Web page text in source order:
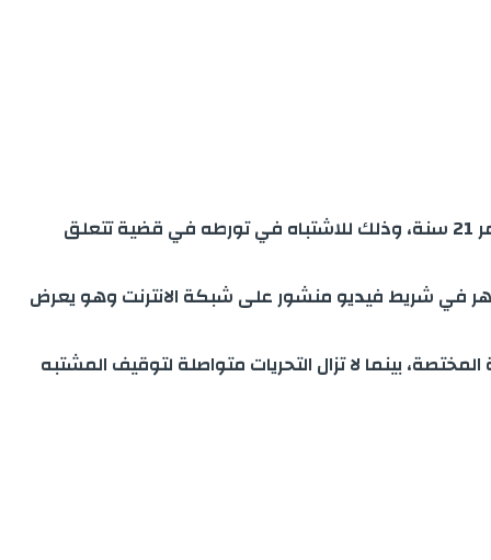
تمكنت فرقة الشرطة القضائية بمنطقة أمن البرنوصي بمدينة الدار البيضاء، زوال يوم الخميس، من توقيف شخص يبلغ من العمر 21 سنة، وذلك للاشتباه في تورطه في قضية تتعلق
في شريط فيديو منشور على شبكة الانترنت وهو يعرض
بينما لا تزال التحريات متواصلة لتوقيف المشتبه